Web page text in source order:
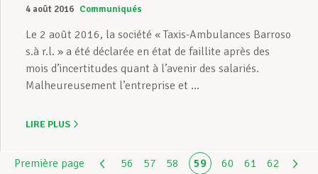
4 août 2016 Communiqués
Le 2 août 2016, la société « Taxis-Ambulances Barroso
s.à r.l. » a été déclarée en état de faillite après des
mois d’incertitudes quant à l’avenir des salariés.
Malheureusement l’entreprise et ...
LIRE PLUS
Première page 56 57 58 59 60 61
62